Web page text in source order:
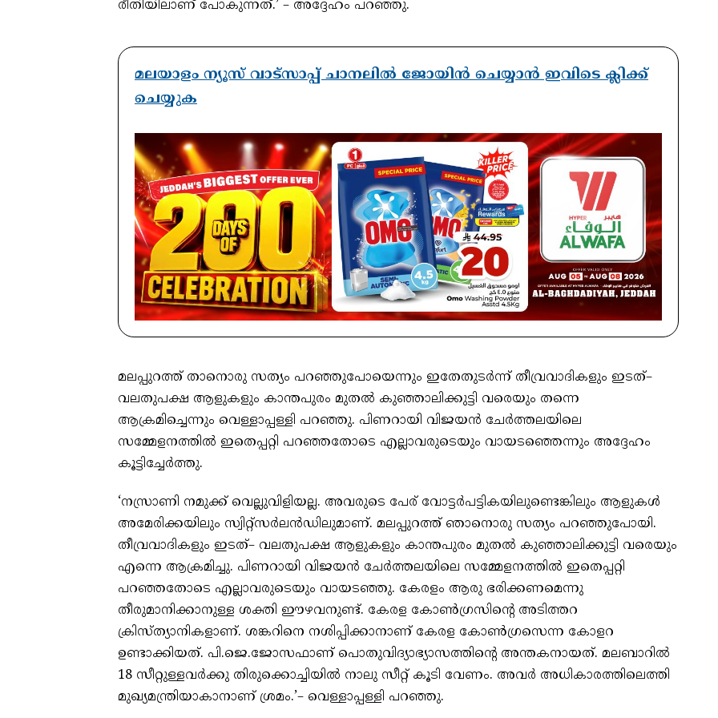
രീതിയിലാണ് പോകുന്നത്.’ – അദ്ദേഹം പറഞ്ഞു.
മലയാളം ന്യൂസ് വാട്സാപ്പ് ചാനലിൽ ജോയിൻ ചെയ്യാൻ ഇവിടെ ക്ലിക്ക്
ചെയ്യുക
മലപ്പുറത്ത് താനൊരു സത്യം പറഞ്ഞുപോയെന്നും ഇതേതുടർന്ന് തീവ്രവാദികളും ഇടത്–
വലതുപക്ഷ ആളുകളും കാന്തപുരം മുതൽ കുഞ്ഞാലിക്കുട്ടി വരെയും തന്നെ
ആക്രമിച്ചെന്നും വെള്ളാപ്പള്ളി പറഞ്ഞു. പിണറായി വിജയൻ ചേർത്തലയിലെ
സമ്മേളനത്തിൽ ഇതെപ്പറ്റി പറഞ്ഞതോടെ എല്ലാവരുടെയും വായടഞ്ഞെന്നും അദ്ദേഹം
കൂട്ടിച്ചേർത്തു.
‘നസ്രാണി നമുക്ക് വെല്ലുവിളിയല്ല. അവരുടെ പേര് വോട്ടർപട്ടികയിലുണ്ടെങ്കിലും ആളുകൾ
അമേരിക്കയിലും സ്വിറ്റ്സർലൻഡിലുമാണ്. മലപ്പുറത്ത് ഞാനൊരു സത്യം പറഞ്ഞുപോയി.
തീവ്രവാദികളും ഇടത്– വലതുപക്ഷ ആളുകളും കാന്തപുരം മുതൽ കുഞ്ഞാലിക്കുട്ടി വരെയും
എന്നെ ആക്രമിച്ചു. പിണറായി വിജയൻ ചേർത്തലയിലെ സമ്മേളനത്തിൽ ഇതെപ്പറ്റി
പറഞ്ഞതോടെ എല്ലാവരുടെയും വായടഞ്ഞു. കേരളം ആരു ഭരിക്കണമെന്നു
തീരുമാനിക്കാനുള്ള ശക്തി ഈഴവനുണ്ട്. കേരള കോൺഗ്രസിന്റെ അടിത്തറ
ക്രിസ്ത്യാനികളാണ്. ശങ്കറിനെ നശിപ്പിക്കാനാണ് കേരള കോൺഗ്രസെന്ന കോളറ
ഉണ്ടാക്കിയത്. പി.ജെ.ജോസഫാണ് പൊതുവിദ്യാഭ്യാസത്തിന്റെ അന്തകനായത്. മലബാറിൽ
18 സീറ്റുള്ളവർക്കു തിരുക്കൊച്ചിയിൽ നാലു സീറ്റ് കൂടി വേണം. അവർ അധികാരത്തിലെത്തി
മുഖ്യമന്ത്രിയാകാനാണ് ശ്രമം.’– വെള്ളാപ്പള്ളി പറഞ്ഞു.